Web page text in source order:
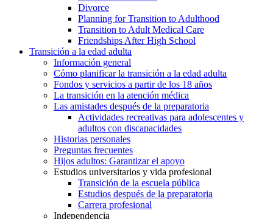
Divorce
Planning for Transition to Adulthood
Transition to Adult Medical Care
Friendships After High School
Transición a la edad adulta
Información general
Cómo planificar la transición a la edad adulta
Fondos y servicios a partir de los 18 años
La transición en la atención médica
Las amistades después de la preparatoria
Actividades recreativas para adolescentes y
adultos con discapacidades
Historias personales
Preguntas frecuentes
Hijos adultos: Garantizar el apoyo
Estudios universitarios y vida profesional
Transición de la escuela pública
Estudios después de la preparatoria
Carrera profesional
Independencia